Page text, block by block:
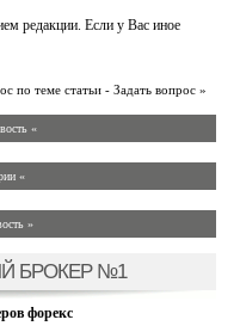
редакции. Если у Вас иное
по теме статьи - Задать вопрос »
«
«
»
БРОКЕР №1
форекс